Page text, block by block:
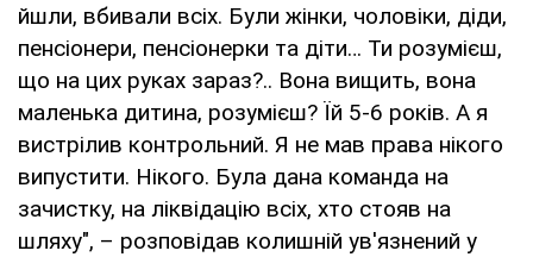
йшли, вбивали всіх. Були жінки, чоловіки, діди,
пенсіонери, пенсіонерки та діти… Ти розумієш,
що на цих руках зараз?.. Вона вищить, вона
маленька дитина, розумієш? Їй 5-6 років. А я
вистрілив контрольний. Я не мав права нікого
випустити. Нікого. Була дана команда на
зачистку, на ліквідацію всіх, хто стояв на
шляху", – розповідав колишній ув'язнений у